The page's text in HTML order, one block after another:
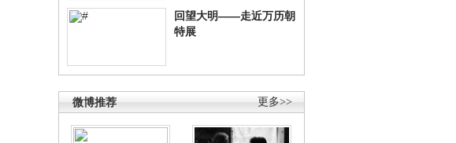
回望大明——走近万历朝
特展
更多>>
微博推荐